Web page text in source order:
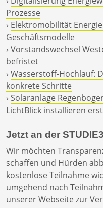
Prozesse
› Elektromobilität
Geschäftsmodelle
› Vorstandswechsel
befristet
› Wasserstoff-Hochlauf:
konkrete Schritte
› Solaranlage
LichtBlick installieren
Jetzt an der
Wir möchten
schaffen und Hürden
kostenlose Teilnahme
umgehend nach
unserer Webseite zur